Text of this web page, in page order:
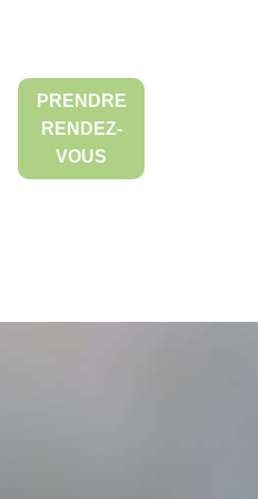
PRENDRE
RENDEZ-
VOUS